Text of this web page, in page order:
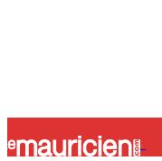
-